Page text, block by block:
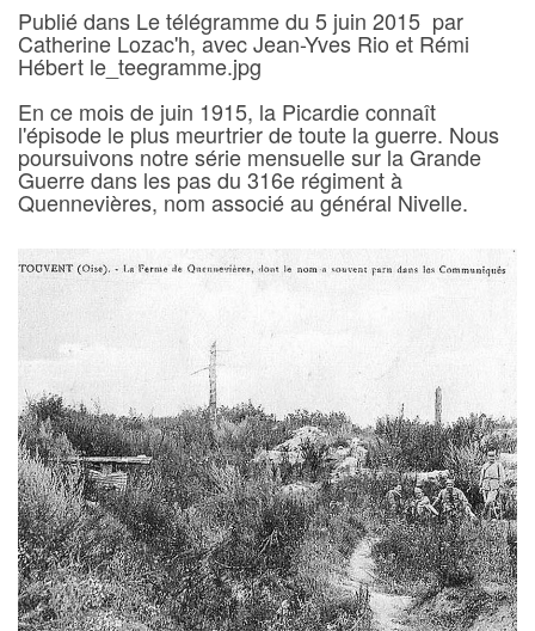
Publié dans Le télégramme du 5 juin 2015 par
Catherine Lozac'h, avec Jean-Yves Rio et Rémi
Hébert le_teegramme.jpg
En ce mois de juin 1915, la Picardie connaît
l'épisode le plus meurtrier de toute la guerre. Nous
poursuivons notre série mensuelle sur la Grande
Guerre dans les pas du 316e régiment à
Quennevières, nom associé au général Nivelle.